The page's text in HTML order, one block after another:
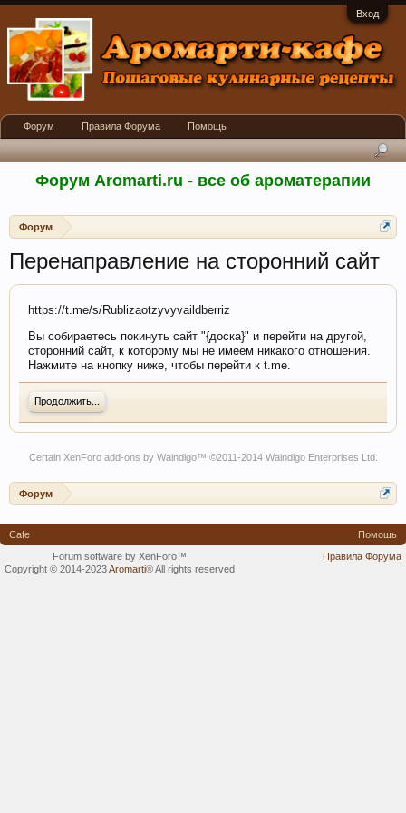
Вход
Форум Aromarti.ru - все об ароматерапии
Форум
Перенаправление на сторонний сайт
https://t.me/s/Rublizaotzyvyvaildberriz
Вы собираетесь покинуть сайт "{доска}" и перейти на другой,
сторонний сайт, к которому мы не имеем никакого отношения.
Нажмите на кнопку ниже, чтобы перейти к t.me.
Продолжить...
Certain XenForo add-ons by Waindigo™ ©2011-2014 Waindigo Enterprises Ltd.
Форум
Форум Правила Форума Помощь
Cafe
Помощь
Правила Форума
Forum software by XenForo™
Copyright © 2014-2023Aromarti®All rights reserved